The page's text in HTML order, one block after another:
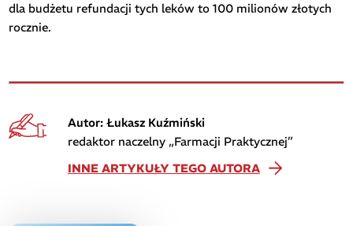
dla budżetu refundacji tych leków to 100 milionów złotych
rocznie.
Autor: Łukasz Kuźmiński
redaktor naczelny „Farmacji Praktycznej”
INNE ARTYKUŁY TEGO AUTORA